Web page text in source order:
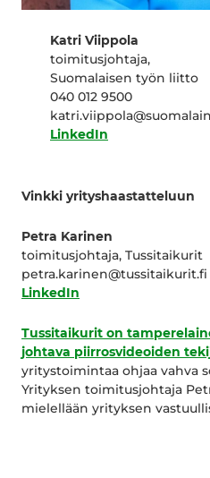
Katri Viippola
toimitusjohtaja,
Suomalaisen työn liitto
040 012 9500
LinkedIn
Vinkki yrityshaastatteluun
Petra Karinen
toimitusjohtaja, Tussitaikurit
petra.karinen@tussitaikurit.fi
LinkedIn
Tussitaikurit on
johtava piirrosvideoiden
yritystoimintaa ohjaa vahva
Yrityksen toimitusjohtaja
mielellään yrityksen